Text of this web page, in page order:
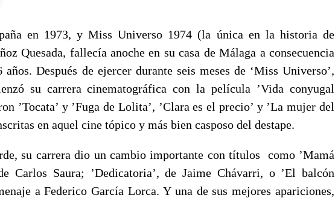
en 1973, y Miss Universo 1974 (la única en la historia de
Quesada, fallecía anoche en su casa de Málaga a consecuencia
Después de ejercer durante seis meses de ‘Miss Universo’,
su carrera cinematográfica con la película ’Vida conyugal
’Tocata’ y ’Fuga de Lolita’, ’Clara es el precio’ y ’La mujer del
en aquel cine tópico y más bien casposo del destape.
su carrera dio un cambio importante con títulos como ’Mamá
Carlos Saura; ’Dedicatoria’, de Jaime Chávarri, o ’El balcón
a Federico García Lorca. Y una de sus mejores apariciones,